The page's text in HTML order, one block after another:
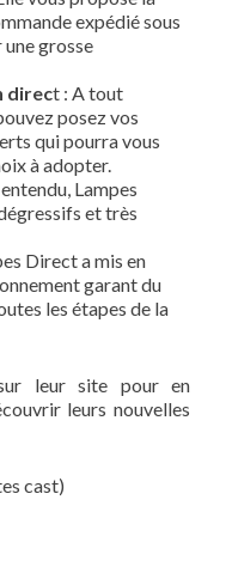
expédié sous
grosse
direct : A tout
posez vos
qui pourra vous
à adopter.
Lampes
et très
Direct a mis en
garant du
les étapes de la
leur site pour en
leurs nouvelles
cast)